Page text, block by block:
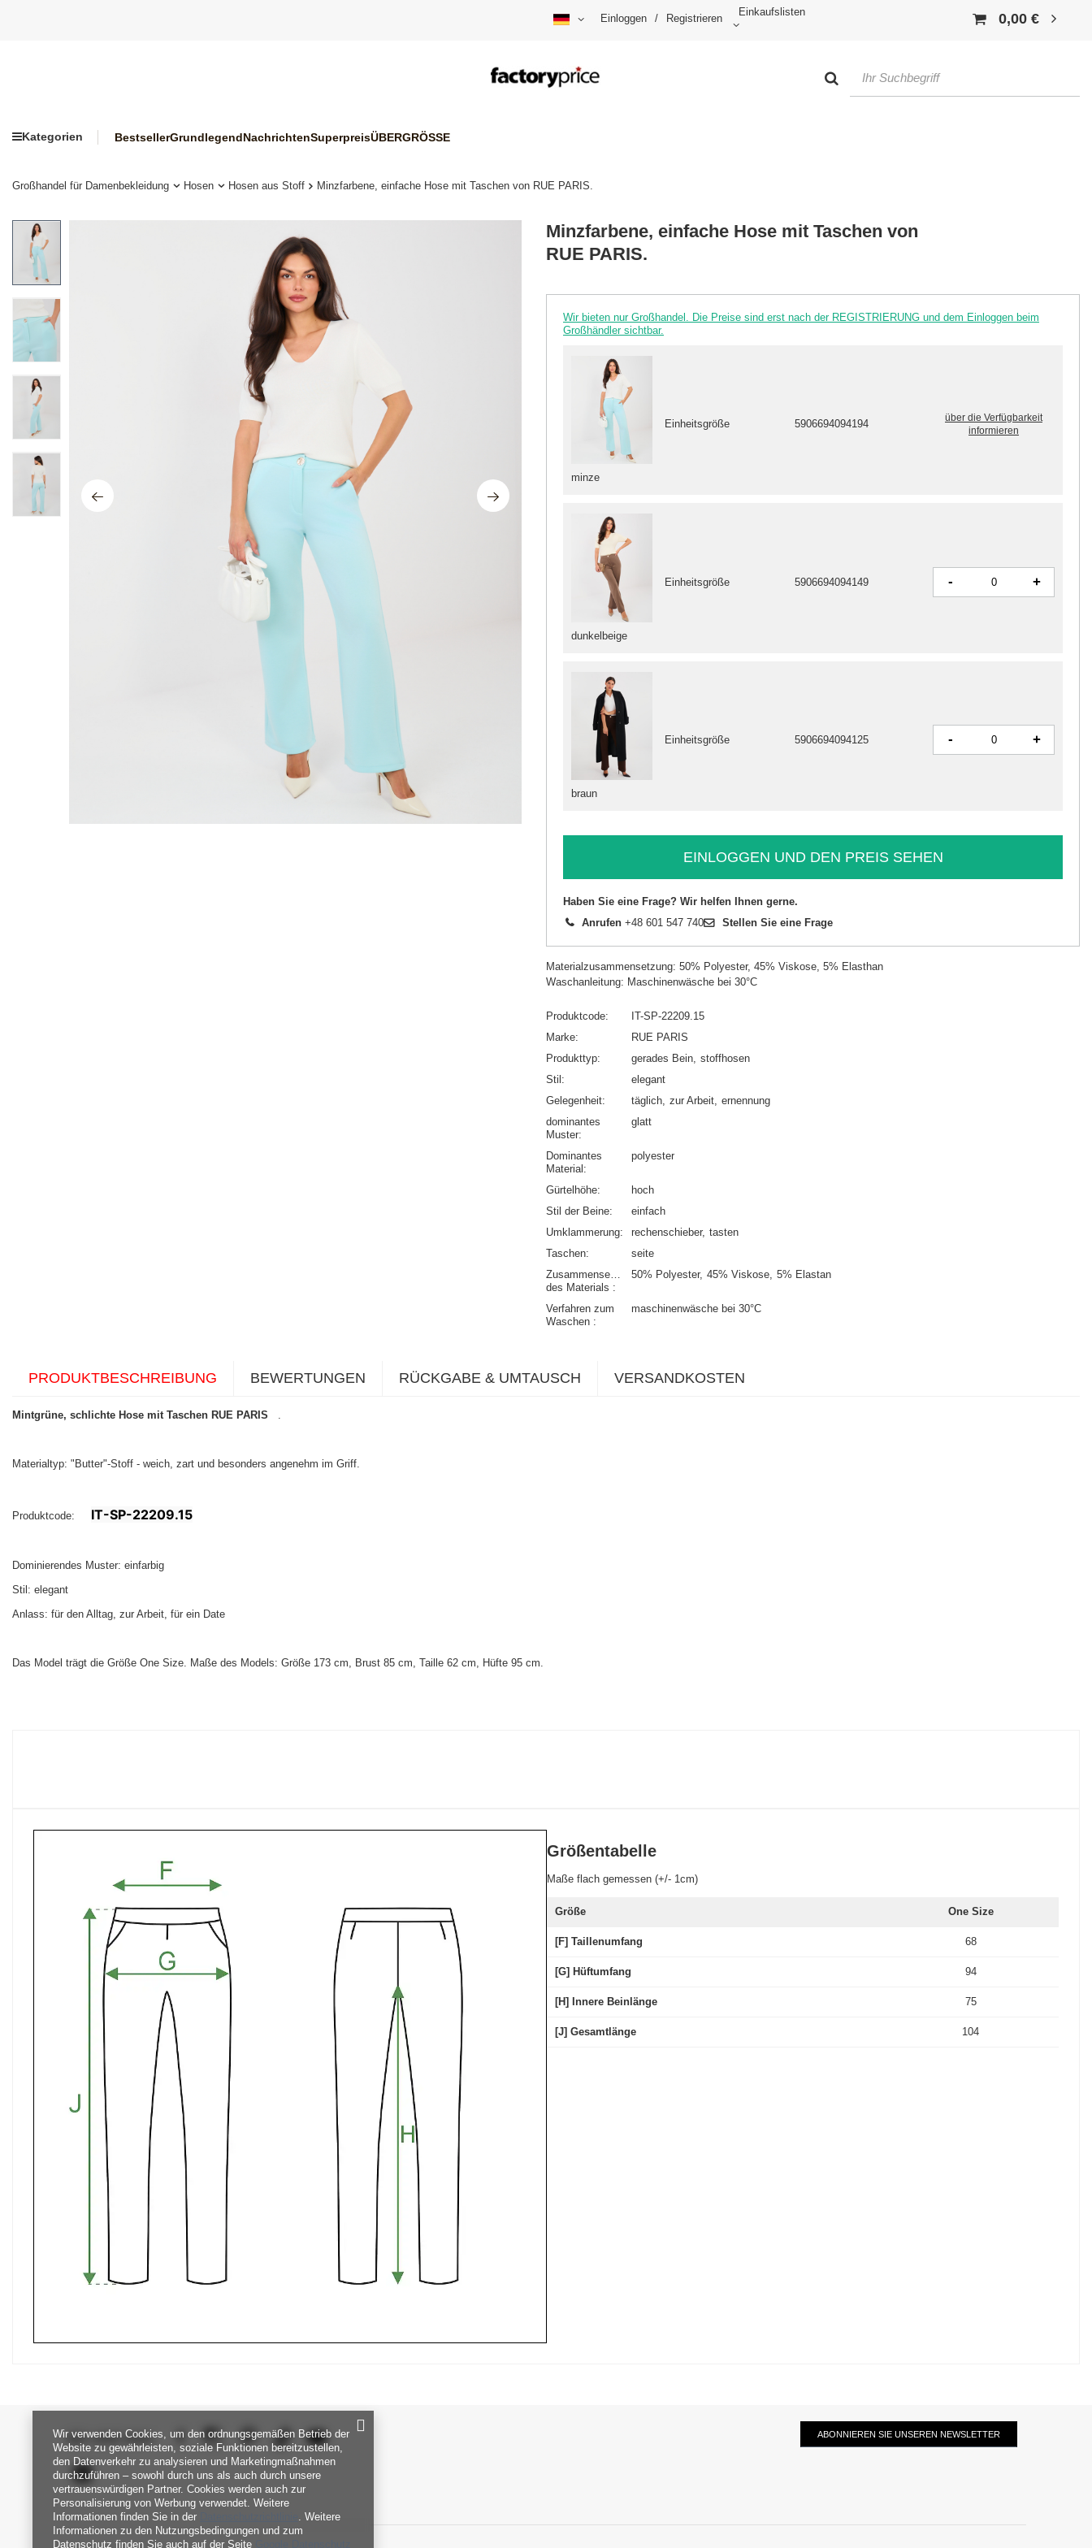
Einloggen / Registrieren
Einkaufslisten 0,00 €
Kategorien BestsellerGrundlegendNachrichtenSuperpreisÜBERGRÖSSE
Großhandel für Damenbekleidung Hosen Hosen aus Stoff Minzfarbene, einfache Hose mit Taschen von RUE PARIS.
Minzfarbene, einfache Hose mit Taschen von
RUE PARIS.
Wir bieten nur Großhandel. Die Preise sind erst nach der REGISTRIERUNG und dem Einloggen beim
Großhändler sichtbar.
dunkelbeige
Einheitsgröße 5906694094149 - +
braun
Einheitsgröße 5906694094125 - +
minze
Einheitsgröße 5906694094194
über die Verfügbarkeit
informieren
EINLOGGEN UND DEN PREIS SEHEN
Haben Sie eine Frage? Wir helfen Ihnen gerne.
Anrufen +48 601 547 740 Stellen Sie eine Frage
Materialzusammensetzung: 50% Polyester, 45% Viskose, 5% Elasthan
Waschanleitung: Maschinenwäsche bei 30°C
Produktcode
IT-SP-22209.15
Marke
RUE PARIS
Produkttyp
gerades Bein stoffhosen
Stil
elegant
Gelegenheit
täglich zur Arbeit ernennung
dominantes
Muster
glatt
Dominantes
Material
polyester
Gürtelhöhe
hoch
Stil der Beine
einfach
Umklammerung
rechenschieber tasten
Taschen
seite
Zusammensetzung
des Materials
50% Polyester 45% Viskose 5% Elastan
Verfahren zum
Waschen
maschinenwäsche bei 30°C
PRODUKTBESCHREIBUNG BEWERTUNGEN RÜCKGABE & UMTAUSCH VERSANDKOSTEN
Mintgrüne, schlichte Hose mit Taschen RUE PARIS .
Materialtyp: "Butter"-Stoff - weich, zart und besonders angenehm im Griff.
Produktcode: IT-SP-22209.15
Dominierendes Muster: einfarbig
Stil: elegant
Anlass: für den Alltag, zur Arbeit, für ein Date
Das Model trägt die Größe One Size. Maße des Models: Größe 173 cm, Brust 85 cm, Taille 62 cm, Hüfte 95 cm.
Größentabelle
Maße flach gemessen (+/- 1cm)
Größe One Size
[F] Taillenumfang 68
[G] Hüftumfang 94
[H] Innere Beinlänge 75
[J] Gesamtlänge 104
SEI UNS NAH ABONNIEREN SIE UNSEREN NEWSLETTER
Wir verwenden Cookies, um den ordnungsgemäßen Betrieb der
Website zu gewährleisten, soziale Funktionen bereitzustellen,
den Datenverkehr zu analysieren und Marketingmaßnahmen
durchzuführen – sowohl durch uns als auch durch unsere
vertrauenswürdigen Partner. Cookies werden auch zur
Personalisierung von Werbung verwendet. Weitere
Informationen finden Sie in der
. Weitere
Informationen zu den Nutzungsbedingungen und zum
Datenschutz finden Sie auch auf der Seite